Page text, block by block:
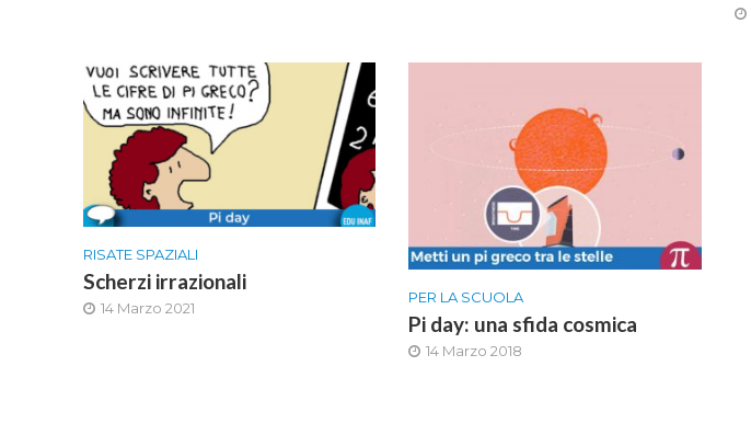
RISATE SPAZIALI
Scherzi irrazionali
14 Marzo 2021
PER LA SCUOLA
Pi day: una sfida cosmica
14 Marzo 2018